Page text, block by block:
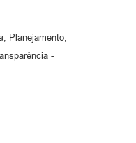
Planejamento,
-